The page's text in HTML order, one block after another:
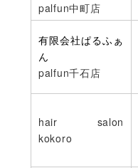
palfun中町店
有限会社ぱるふぁ
ん
palfun千石店
hair salon
kokoro